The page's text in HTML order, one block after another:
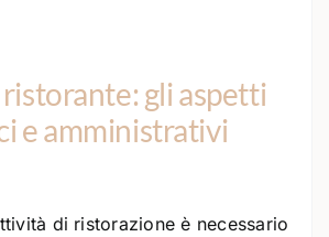
gli aspetti
e amministrativi
di ristorazione è necessario